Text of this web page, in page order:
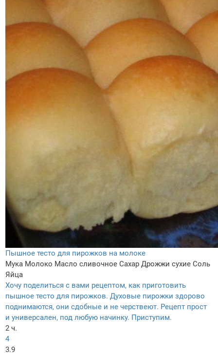
Пышное тесто для пирожков на молоке
Мука Молоко Масло сливочное Сахар Дрожжи сухие Соль
Яйца
Хочу поделиться с вами рецептом, как приготовить
пышное тесто для пирожков. Духовые пирожки здорово
поднимаются, они сдобные и не черствеют. Рецепт прост
и универсален, под любую начинку. Приступим.
2 ч.
4
3.9